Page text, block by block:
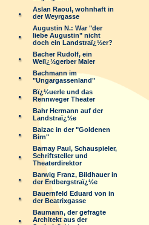
Aslan Raoul, wohnhaft in
der Weyrgasse
Augustin N.: War "der
liebe Augustin" nicht
doch ein Landstraï¿½er?
Bacher Rudolf, ein
Weiï¿½gerber Maler
Bachmann im
"Ungargassenland"
Bï¿½uerle und das
Rennweger Theater
Bahr Hermann auf der
Landstraï¿½e
Balzac in der "Goldenen
Birn"
Barnay Paul, Schauspieler,
Schriftsteller und
Theaterdirektor
Barwig Franz, Bildhauer in
der Erdbergstraï¿½e
Bauernfeld Eduard von in
der Beatrixgasse
Baumann, der gefragte
Architekt aus der